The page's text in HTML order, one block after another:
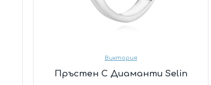
Виктория
Пръстен С Диаманти Selin